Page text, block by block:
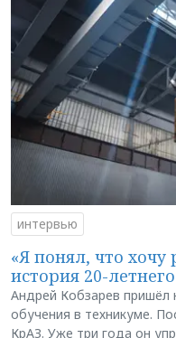
интервью
«Я понял, что хочу
история 20-
Андрей Кобзарев пришёл
обучения в техникуме.
КрАЗ. Уже три года он